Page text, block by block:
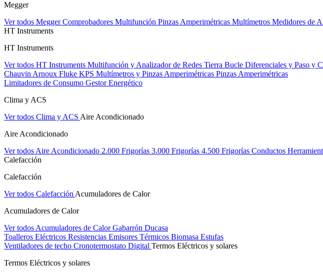
Megger
Ver todos MeggerComprobadores Multifunción Pinzas Amperimétricas Multímetros Medidores de
HT Instruments
HT Instruments
Ver todos HT Instruments Multifunción y Analizador de Redes Tierra Bucle Diferenciales y Paso y
Chauvin Arnoux Fluke KPS Multímetros y Pinzas Amperimétricas Pinzas Amperimétricas
Limitadores de Consumo Gestor Energético
Clima y ACS
Ver todos Clima y ACS Aire Acondicionado
Aire Acondicionado
Ver todos Aire Acondicionado 2.000 Frigorías 3.000 Frigorías 4.500 Frigorías Conductos
Calefacción
Calefacción
Ver todos Calefacción Acumuladores de Calor
Acumuladores de Calor
Ver todos Acumuladores de CalorGabarrón Ducasa
Toalleros Eléctricos Resistencias Emisores Térmicos Biomasa Estufas
Ventiladores de techo Cronotermostato Digital Termos Eléctricos y solares
Termos Eléctricos y solares